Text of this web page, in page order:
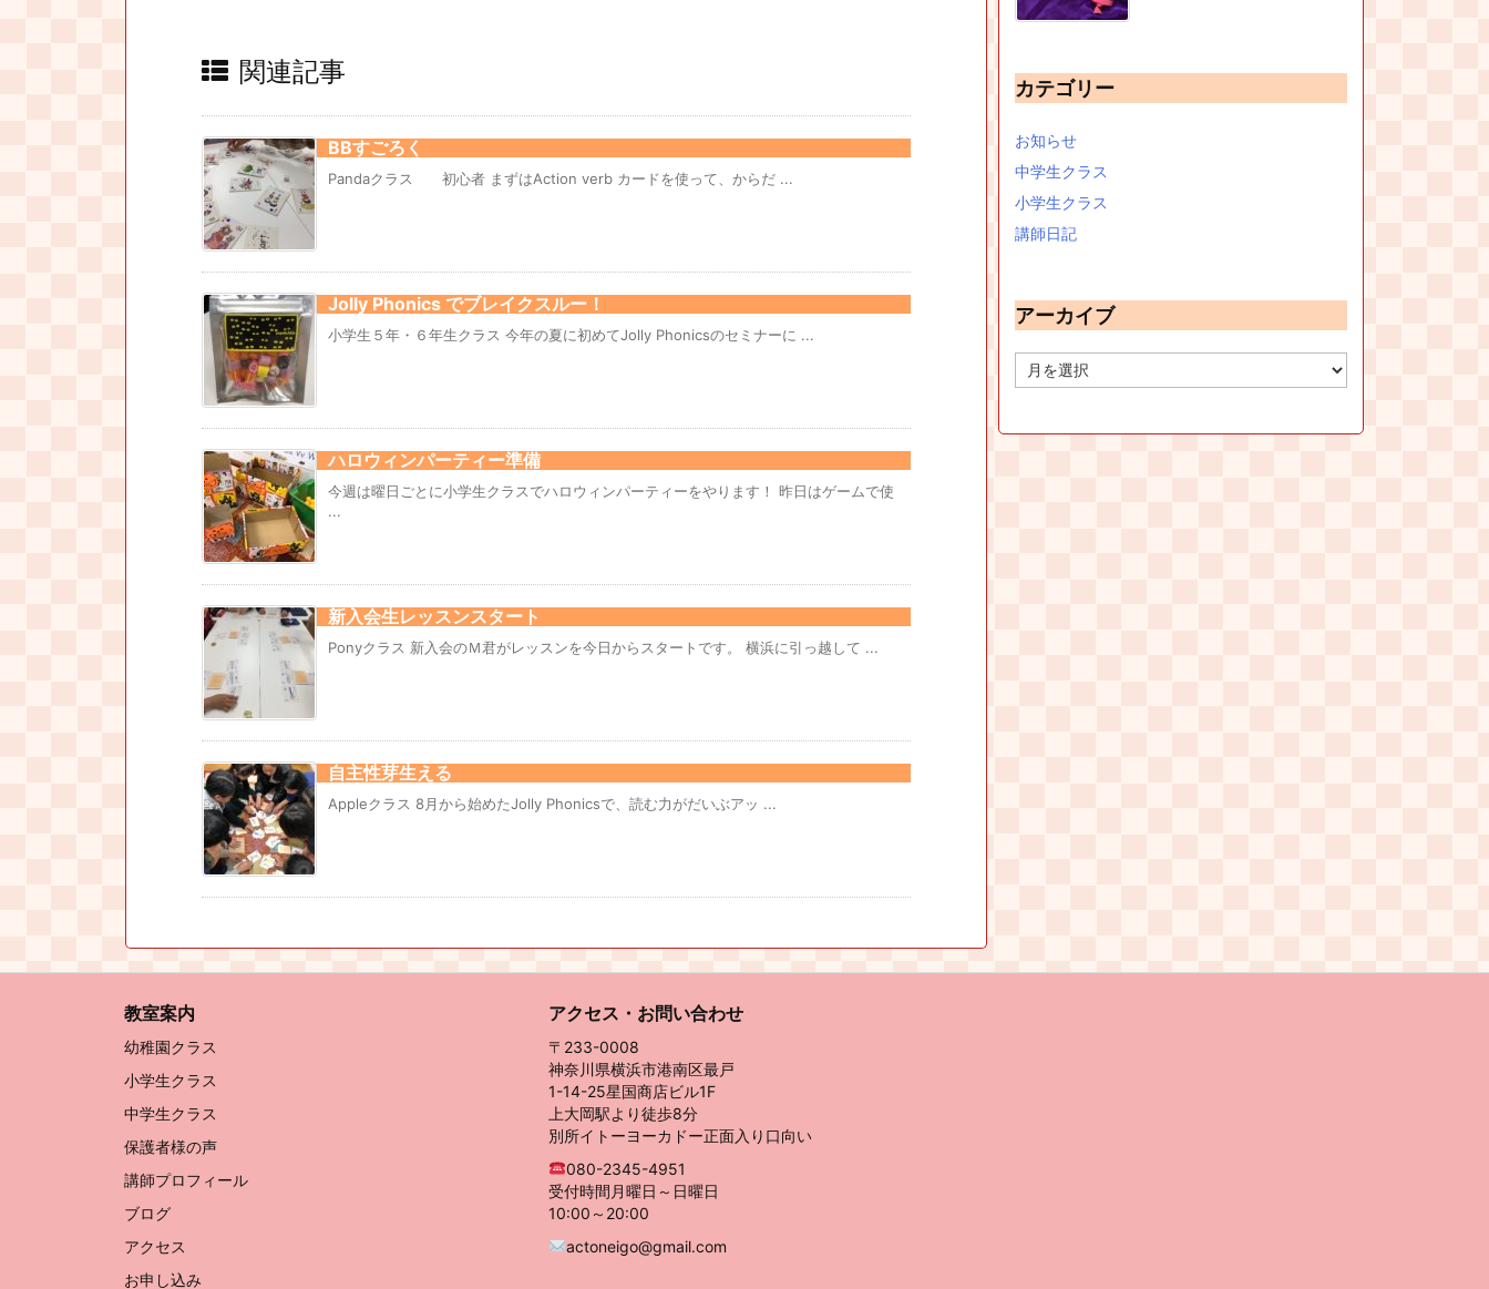
関連記事
BBすごろく
Pandaクラス 初心者 まずはAction verb カードを使って、からだ ...
Jolly Phonics でブレイクスルー！
小学生５年・６年生クラス 今年の夏に初めてJolly Phonicsのセミナーに ...
ハロウィンパーティー準備
今週は曜日ごとに小学生クラスでハロウィンパーティーをやります！ 昨日はゲームで使
...
新入会生レッスンスタート
Ponyクラス 新入会のＭ君がレッスンを今日からスタートです。 横浜に引っ越して ...
自主性芽生える
Appleクラス 8月から始めたJolly Phonicsで、読む力がだいぶアッ ...
カテゴリー
お知らせ
中学生クラス
小学生クラス
講師日記
アーカイブ
ー
教室案内
幼稚園クラス
小学生クラス
中学生クラス
保護者様の声
講師プロフィール
ブログ
アクセス
お申し込み
アクセス・お問い合わせ
〒233-0008
神奈川県横浜市港南区最戸
1-14-25星国商店ビル1F
上大岡駅より徒歩8分
別所イトーヨーカドー正面入り口向い
080-2345-4951
受付時間月曜日～日曜日
10:00～20:00
actoneigo@gmail.com